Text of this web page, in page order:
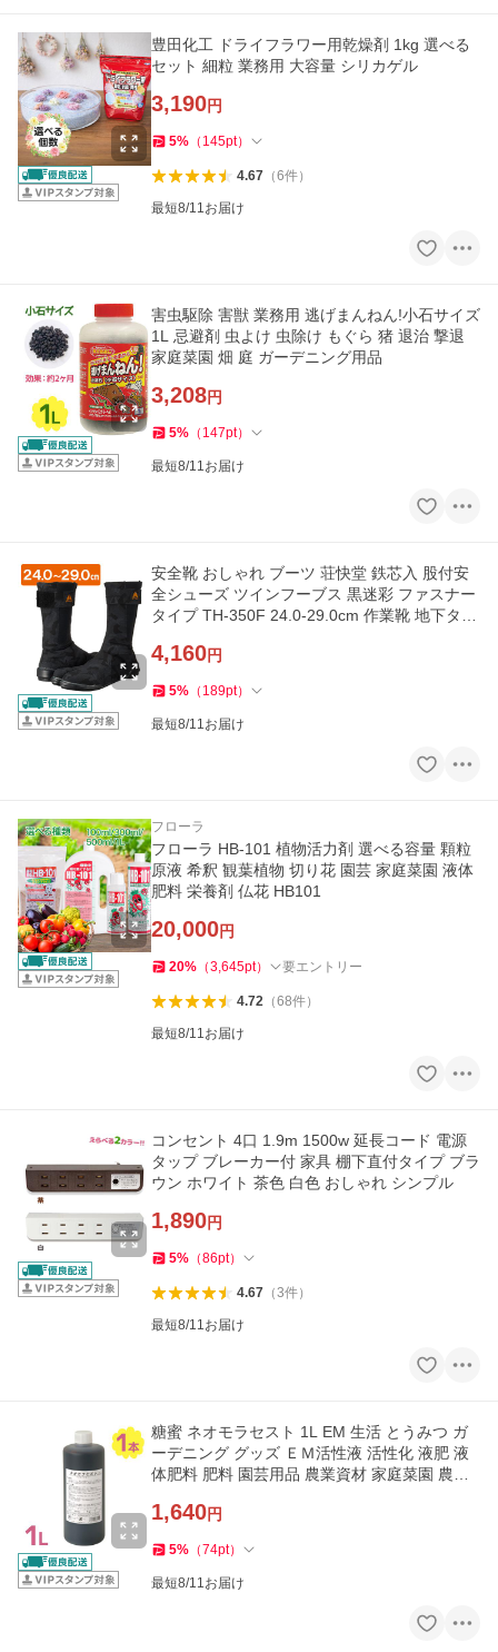
豊田化工 ドライフラワー用乾燥剤 1kg 選べる
セット 細粒 業務用 大容量 シリカゲル
3,190円
5% （ 145pt）
4.67（6件）
最短8/11お届け
害虫駆除 害獣 業務用 逃げまんねん!小石サイズ
1L 忌避剤 虫よけ 虫除け もぐら 猪 退治 撃退
家庭菜園 畑 庭 ガーデニング用品
3,208円
5% （ 147pt）
最短8/11お届け
安全靴 おしゃれ ブーツ 荘快堂 鉄芯入 股付安
全シューズ ツインフーブス 黒迷彩 ファスナー
タイプ TH-350F 24.0-29.0cm 作業靴 地下タビ
4,160円
5% （ 189pt）
最短8/11お届け
フローラ
フローラ HB-101 植物活力剤 選べる容量 顆粒
原液 希釈 観葉植物 切り花 園芸 家庭菜園 液体
肥料 栄養剤 仏花 HB101
20,000円
20% （3,645pt） 要エントリー
4.72（68件）
最短8/11お届け
コンセント 4口 1.9m 1500w 延長コード 電源
タップ ブレーカー付 家具 棚下直付タイプ ブラ
ウン ホワイト 茶色 白色 おしゃれ シンプル
1,890円
5% （86pt）
4.67（3件）
最短8/11お届け
糖蜜 ネオモラセスト 1L EM 生活 とうみつ ガ
ーデニング グッズ ＥＭ活性液 活性化 液肥 液
体肥料 肥料 園芸用品 農業資材 家庭菜園 農業
1,640円
5% （74pt）
最短8/11お届け